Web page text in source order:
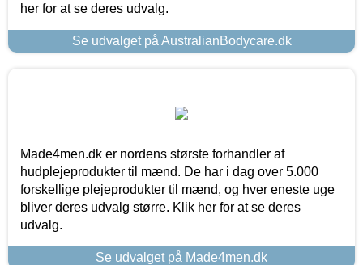
her for at se deres udvalg.
Se udvalget på AustralianBodycare.dk
Made4men.dk er nordens største forhandler af
hudplejeprodukter til mænd. De har i dag over 5.000
forskellige plejeprodukter til mænd, og hver eneste uge
bliver deres udvalg større. Klik her for at se deres
udvalg.
Se udvalget på Made4men.dk